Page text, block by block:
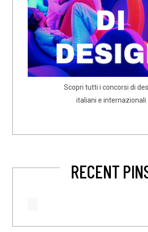
Scopri tutti i concorsi di
italiani e internazionali
RECENT